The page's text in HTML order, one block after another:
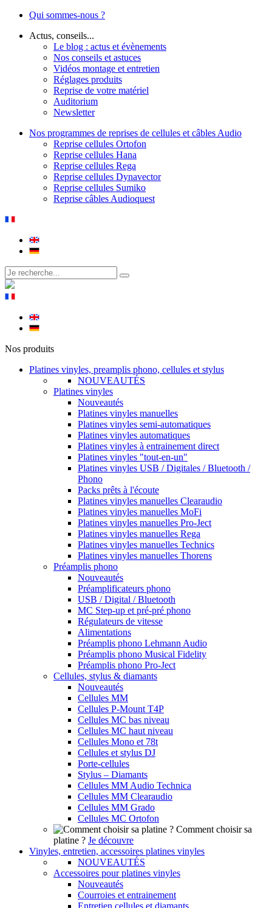
Qui sommes-nous ?
Actus, conseils...
Le blog : actus et évènements
Nos conseils et astuces
Vidéos montage et entretien
Réglages produits
Reprise de votre matériel
Auditorium
Newsletter
Nos programmes de reprises de cellules et câbles Audio
Reprise cellules Ortofon
Reprise cellules Hana
Reprise cellules Rega
Reprise cellules Dynavector
Reprise cellules Sumiko
Reprise câbles Audioquest
Nos produits
Platines vinyles, preamplis phono, cellules et stylus
NOUVEAUTÉS
Platines vinyles
Nouveautés
Platines vinyles manuelles
Platines vinyles semi-automatiques
Platines vinyles automatiques
Platines vinyles à entrainement direct
Platines vinyles "tout-en-un"
Platines vinyles USB / Digitales / Bluetooth /
Phono
Packs prêts à l'écoute
Platines vinyles manuelles Clearaudio
Platines vinyles manuelles MoFi
Platines vinyles manuelles Pro-Ject
Platines vinyles manuelles Rega
Platines vinyles manuelles Technics
Platines vinyles manuelles Thorens
Préamplis phono
Nouveautés
Préamplificateurs phono
USB / Digital / Bluetooth
MC Step-up et pré-pré phono
Régulateurs de vitesse
Alimentations
Préamplis phono Lehmann Audio
Préamplis phono Musical Fidelity
Préamplis phono Pro-Ject
Cellules, stylus & diamants
Nouveautés
Cellules MM
Cellules P-Mount T4P
Cellules MC bas niveau
Cellules MC haut niveau
Cellules Mono et 78t
Cellules et stylus DJ
Porte-cellules
Stylus – Diamants
Cellules MM Audio Technica
Cellules MM Clearaudio
Cellules MM Grado
Cellules MC Ortofon
Comment choisir sa
platine ? Je découvre
Vinyles, entretien, accessoires platines vinyles
NOUVEAUTÉS
Accessoires pour platines vinyles
Nouveautés
Courroies et entrainement
Entretien cellules et diamants